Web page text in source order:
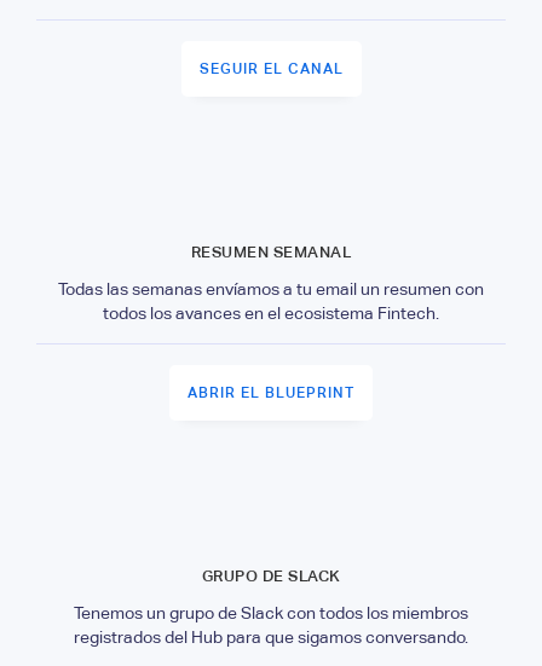
SEGUIR EL CANAL
RESUMEN SEMANAL
Todas las semanas envíamos a tu email un resumen con
todos los avances en el ecosistema Fintech.
ABRIR EL BLUEPRINT
GRUPO DE SLACK
Tenemos un grupo de Slack con todos los miembros
registrados del Hub para que sigamos conversando.